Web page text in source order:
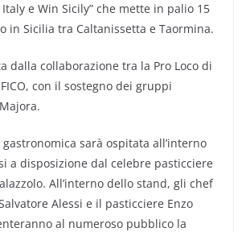
Italy e Win Sicily” che mette in palio 15
in Sicilia tra Caltanissetta e Taormina.
dalla collaborazione tra la Pro Loco di
con il sostegno dei gruppi
sarà ospitata all’interno
a disposizione dal celebre pasticciere
All’interno dello stand, gli chef
Alessi e il pasticciere Enzo
al numeroso pubblico la